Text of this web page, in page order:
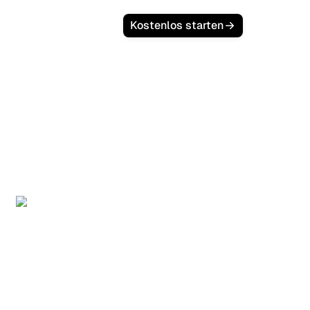
Kostenlos starten